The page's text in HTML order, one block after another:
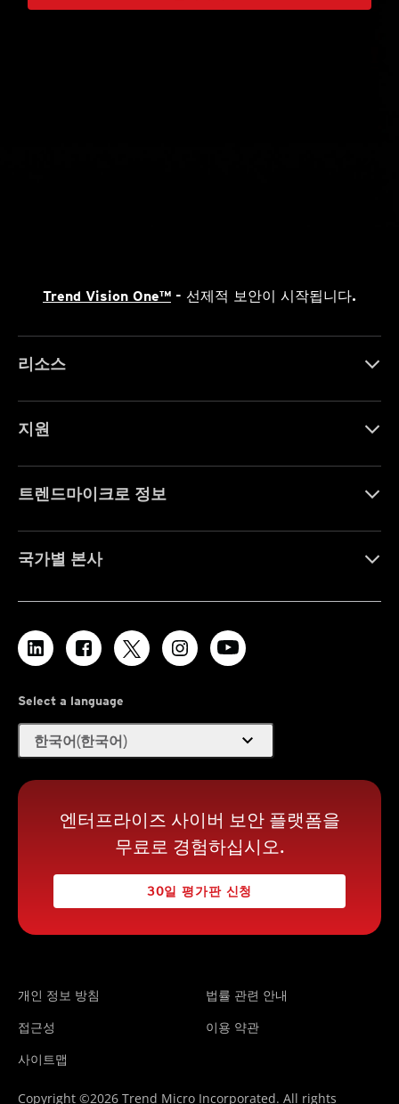
Trend Vision One™ - 선제적 보안이 시작됩니다.
리소스
지원
트렌드마이크로 정보
국가별 본사
Select a language
한국어(한국어) expand_more
엔터프라이즈 사이버 보안 플랫폼을
무료로 경험하십시오.
30일 평가판 신청
개인 정보 방침
법률 관련 안내
접근성
이용 약관
사이트맵
Copyright ©2026 Trend Micro Incorporated. All rights